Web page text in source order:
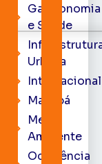
Gastronomia
e Saúde
Urbana
Internacional
Macapá
Meio
Ambiente
Ocorrência